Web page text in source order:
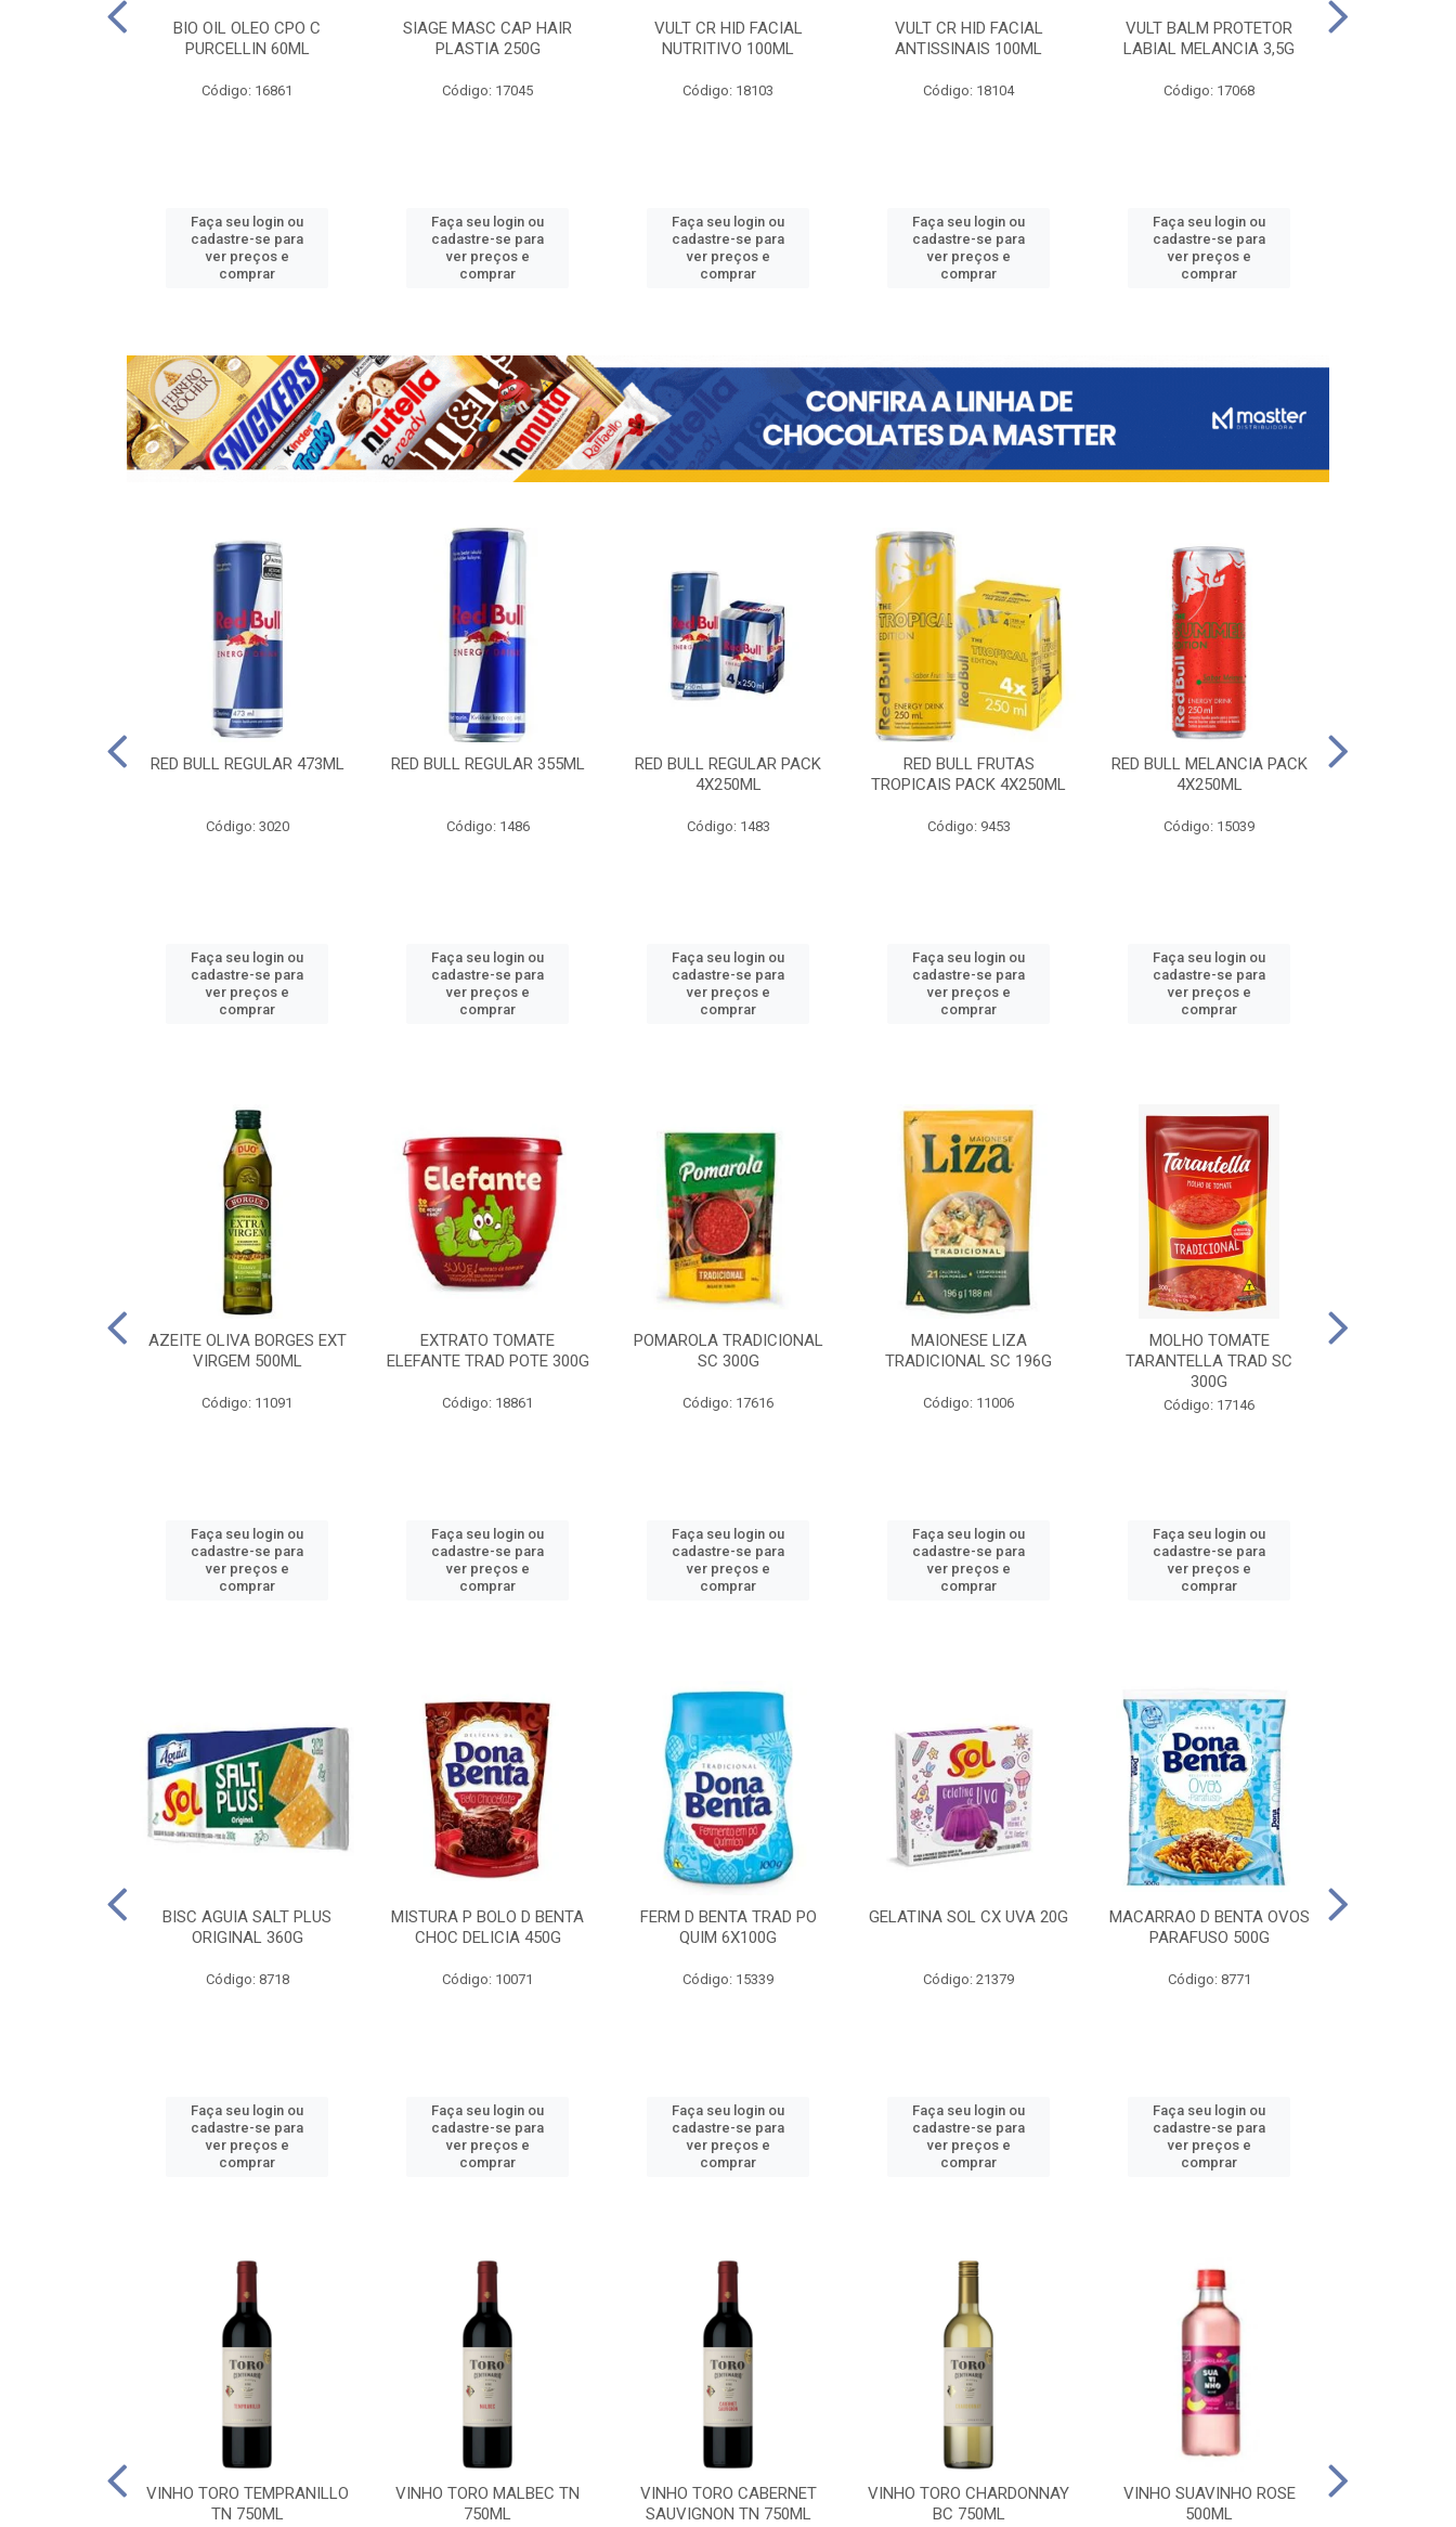
BIO OIL OLEO CPO C
PURCELLIN 60ML
Código: 16861
Faça seu login ou
cadastre-se para
ver preços e
comprar
SIAGE MASC CAP HAIR
PLASTIA 250G
Código: 17045
Faça seu login ou
cadastre-se para
ver preços e
comprar
VULT CR HID FACIAL
NUTRITIVO 100ML
Código: 18103
Faça seu login ou
cadastre-se para
ver preços e
comprar
VULT CR HID FACIAL
ANTISSINAIS 100ML
Código: 18104
Faça seu login ou
cadastre-se para
ver preços e
comprar
VULT BALM PROTETOR
LABIAL MELANCIA 3,5G
Código: 17068
Faça seu login ou
cadastre-se para
ver preços e
comprar
RED BULL REGULAR 473ML
Código: 3020
Faça seu login ou
cadastre-se para
ver preços e
comprar
RED BULL REGULAR 355ML
Código: 1486
Faça seu login ou
cadastre-se para
ver preços e
comprar
RED BULL REGULAR PACK
4X250ML
Código: 1483
Faça seu login ou
cadastre-se para
ver preços e
comprar
RED BULL FRUTAS
TROPICAIS PACK 4X250ML
Código: 9453
Faça seu login ou
cadastre-se para
ver preços e
comprar
RED BULL MELANCIA PACK
4X250ML
Código: 15039
Faça seu login ou
cadastre-se para
ver preços e
comprar
AZEITE OLIVA BORGES EXT
VIRGEM 500ML
Código: 11091
Faça seu login ou
cadastre-se para
ver preços e
comprar
EXTRATO TOMATE
ELEFANTE TRAD POTE 300G
Código: 18861
Faça seu login ou
cadastre-se para
ver preços e
comprar
POMAROLA TRADICIONAL
SC 300G
Código: 17616
Faça seu login ou
cadastre-se para
ver preços e
comprar
MAIONESE LIZA
TRADICIONAL SC 196G
Código: 11006
Faça seu login ou
cadastre-se para
ver preços e
comprar
MOLHO TOMATE
TARANTELLA TRAD SC
300G
Código: 17146
Faça seu login ou
cadastre-se para
ver preços e
comprar
BISC AGUIA SALT PLUS
ORIGINAL 360G
Código: 8718
Faça seu login ou
cadastre-se para
ver preços e
comprar
MISTURA P BOLO D BENTA
CHOC DELICIA 450G
Código: 10071
Faça seu login ou
cadastre-se para
ver preços e
comprar
FERM D BENTA TRAD PO
QUIM 6X100G
Código: 15339
Faça seu login ou
cadastre-se para
ver preços e
comprar
GELATINA SOL CX UVA 20G
Código: 21379
Faça seu login ou
cadastre-se para
ver preços e
comprar
MACARRAO D BENTA OVOS
PARAFUSO 500G
Código: 8771
Faça seu login ou
cadastre-se para
ver preços e
comprar
VINHO TORO TEMPRANILLO
TN 750ML
VINHO TORO MALBEC TN
750ML
VINHO TORO CABERNET
SAUVIGNON TN 750ML
VINHO TORO CHARDONNAY
BC 750ML
VINHO SUAVINHO ROSE
500ML